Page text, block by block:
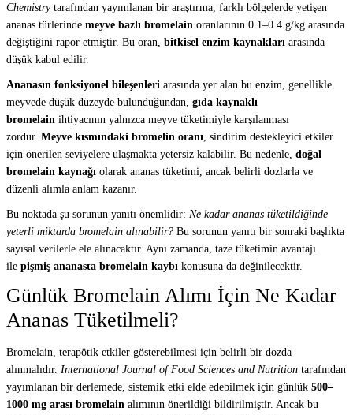
Chemistrytarafından yayımlanan bir araştırma, farklı bölgelerde yetişen
ananas türlerinde meyve bazlı bromelain oranlarının 0.1–0.4 g/kg arasında
değiştiğini rapor etmiştir. Bu oran, bitkisel enzim kaynakları arasında
düşük kabul edilir.
Ananasın fonksiyonel bileşenleri arasında yer alan bu enzim, genellikle
meyvede düşük düzeyde bulunduğundan, gıda kaynaklı
bromelain ihtiyacının yalnızca meyve tüketimiyle karşılanması
zordur. Meyve kısmındaki bromelin oranı , sindirim destekleyici etkiler
için önerilen seviyelere ulaşmakta yetersiz kalabilir. Bu nedenle, doğal
bromelain kaynağı olarak ananas tüketimi, ancak belirli dozlarla ve
düzenli alımla anlam kazanır.
Bu noktada şu sorunun yanıtı önemlidir: Ne kadar ananas tüketildiğinde
yeterli miktarda bromelain alınabilir? Bu sorunun yanıtı bir sonraki başlıkta
sayısal verilerle ele alınacaktır. Aynı zamanda, taze tüketimin avantajı
ile pişmiş ananasta bromelain kaybı konusuna da değinilecektir.
Günlük Bromelain Alımı İçin Ne Kadar
Ananas Tüketilmeli?
Bromelain, terapötik etkiler gösterebilmesi için belirli bir dozda
alınmalıdır. International Journal of Food Sciences and Nutrition tarafından
yayımlanan bir derlemede, sistemik etki elde edebilmek için günlük 500–
1000 mg arası bromelain alımının önerildiği bildirilmiştir. Ancak bu